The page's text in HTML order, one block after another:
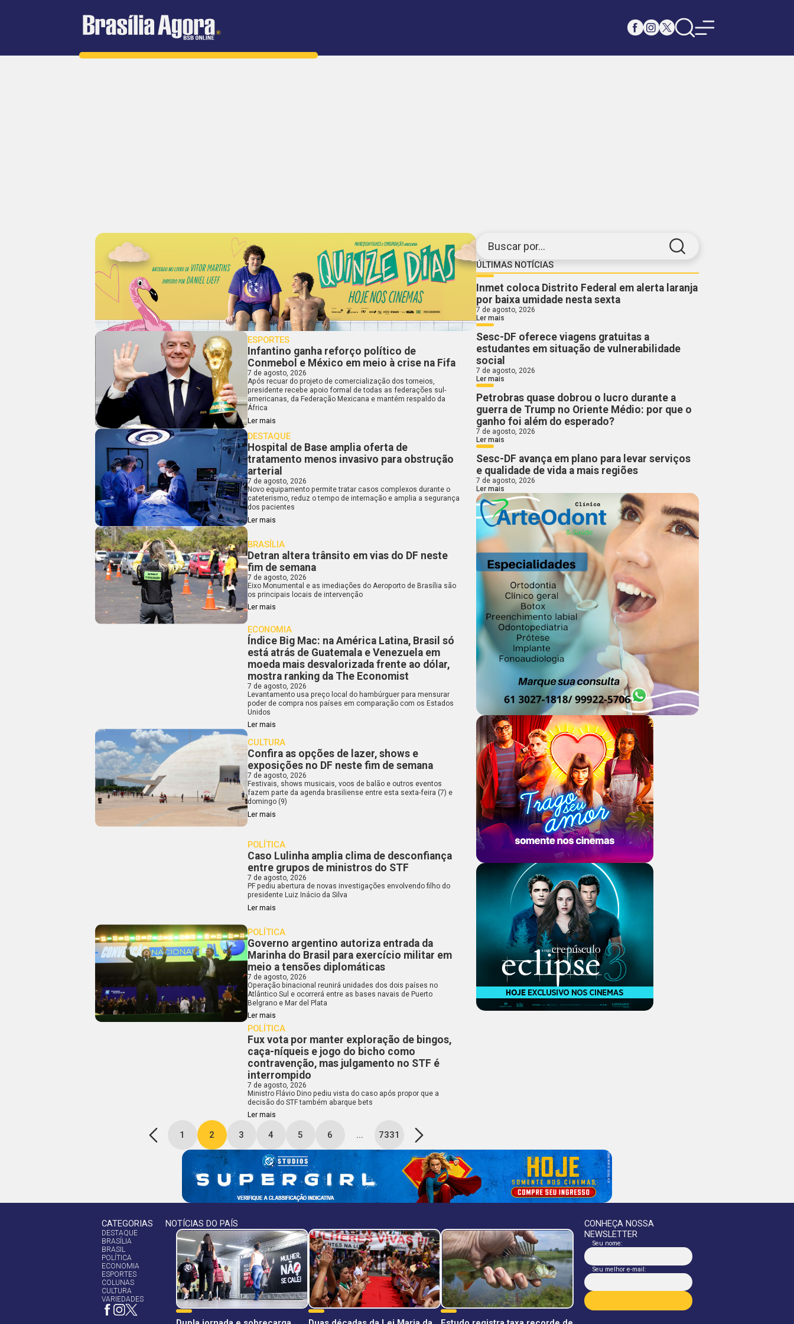
Buscar por...
ÚLTIMAS NOTÍCIAS
Inmet coloca Distrito Federal em alerta laranja
por baixa umidade nesta sexta
7 de agosto, 2026
Ler mais
Sesc-DF oferece viagens gratuitas a
estudantes em situação de vulnerabilidade
social
7 de agosto, 2026
Ler mais
Petrobras quase dobrou o lucro durante a
guerra de Trump no Oriente Médio: por que o
ganho foi além do esperado?
7 de agosto, 2026
Ler mais
Sesc-DF avança em plano para levar serviços
e qualidade de vida a mais regiões
7 de agosto, 2026
Ler mais
ESPORTES
Infantino ganha reforço político de
Conmebol e México em meio à crise na Fifa
7 de agosto, 2026
Após recuar do projeto de comercialização dos torneios,
presidente recebe apoio formal de todas as federações sul-
americanas, da Federação Mexicana e mantém respaldo da
África
Ler mais
DESTAQUE
Hospital de Base amplia oferta de
tratamento menos invasivo para obstrução
arterial
7 de agosto, 2026
Novo equipamento permite tratar casos complexos durante o
cateterismo, reduz o tempo de internação e amplia a segurança
dos pacientes
Ler mais
BRASÍLIA
Detran altera trânsito em vias do DF neste
fim de semana
7 de agosto, 2026
Eixo Monumental e as imediações do Aeroporto de Brasília são
os principais locais de intervenção
Ler mais
ECONOMIA
Índice Big Mac: na América Latina, Brasil só
está atrás de Guatemala e Venezuela em
moeda mais desvalorizada frente ao dólar,
mostra ranking da The Economist
7 de agosto, 2026
Levantamento usa preço local do hambúrguer para mensurar
poder de compra nos países em comparação com os Estados
Unidos
Ler mais
CULTURA
Confira as opções de lazer, shows e
exposições no DF neste fim de semana
7 de agosto, 2026
Festivais, shows musicais, voos de balão e outros eventos
fazem parte da agenda brasiliense entre esta sexta-feira (7) e
domingo (9)
Ler mais
POLÍTICA
Caso Lulinha amplia clima de desconfiança
entre grupos de ministros do STF
7 de agosto, 2026
PF pediu abertura de novas investigações envolvendo filho do
presidente Luiz Inácio da Silva
Ler mais
POLÍTICA
Governo argentino autoriza entrada da
Marinha do Brasil para exercício militar em
meio a tensões diplomáticas
7 de agosto, 2026
Operação binacional reunirá unidades dos dois países no
Atlântico Sul e ocorrerá entre as bases navais de Puerto
Belgrano e Mar del Plata
Ler mais
POLÍTICA
Fux vota por manter exploração de bingos,
caça-níqueis e jogo do bicho como
contravenção, mas julgamento no STF é
interrompido
7 de agosto, 2026
Ministro Flávio Dino pediu vista do caso após propor que a
decisão do STF também abarque bets
Ler mais
1 2 3 4 5 6 ... 7331
CATEGORIAS
DESTAQUE
BRASÍLIA
BRASIL
POLÍTICA
ECONOMIA
ESPORTES
COLUNAS
CULTURA
VARIEDADES
NOTÍCIAS DO PAÍS
CONHEÇA NOSSA
NEWSLETTER
Seu nome:
Seu melhor e-mail: